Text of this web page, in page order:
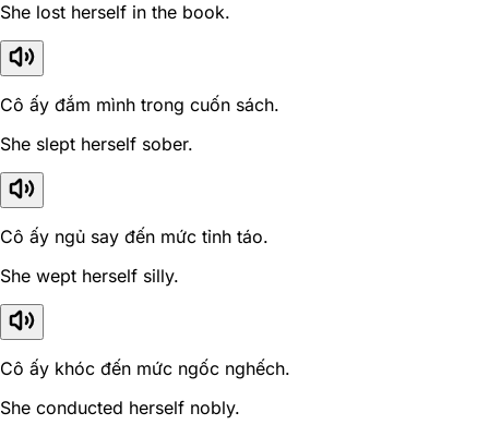
She lost herself in the book.
Cô ấy đắm mình trong cuốn sách.
She slept herself sober.
Cô ấy ngủ say đến mức tỉnh táo.
She wept herself silly.
Cô ấy khóc đến mức ngốc nghếch.
She conducted herself nobly.